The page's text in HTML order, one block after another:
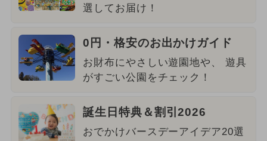
選してお届け！
0円・格安のお出かけガイド
お財布にやさしい遊園地や、 遊具
がすごい公園をチェック！
誕生日特典＆割引2026
おでかけバースデーアイデア20選